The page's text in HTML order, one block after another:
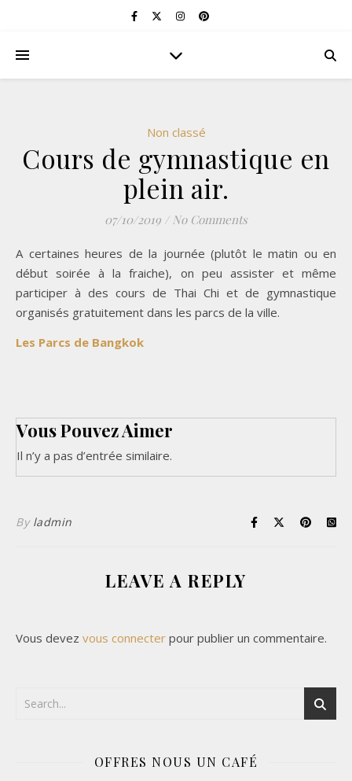
Non classé
Cours de gymnastique en
plein air.
07/10/2019 / No Comments
A certaines heures de la journée (plutôt le matin ou en
début soirée à la fraiche), on peu assister et même
participer à des cours de Thai Chi et de gymnastique
organisés gratuitement dans les parcs de la ville.
Les Parcs de Bangkok
Vous Pouvez Aimer
Il n’y a pas d’entrée similaire.
By ladmin
LEAVE A REPLY
Vous devez vous connecter pour publier un commentaire.
OFFRES NOUS UN CAFÉ